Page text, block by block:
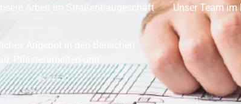
Arbeit im Straßenbaugeschäft
Angebot in den Bereichen
Pflasterarbeiten und
Unser Team